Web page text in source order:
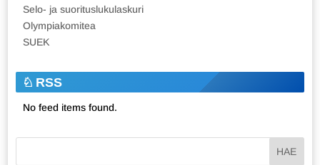
Selo- ja suorituslukulaskuri
Olympiakomitea
SUEK
RSS
No feed items found.